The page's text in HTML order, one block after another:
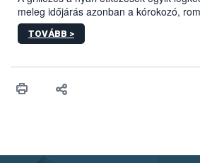
meleg időjárás azonban a kórokozó,
gyorsabb szaporodásának is kedvez. A
ezért nem csupán a megfelelő sütési
higiéniai szabályok betartása, a
biztonsági Hivatal (Nébih) Oktatási
TOVÁBB >